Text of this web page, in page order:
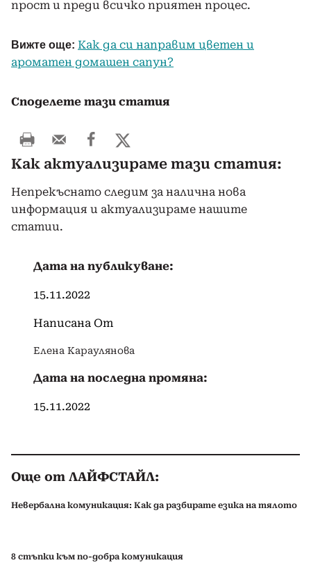
прост и преди всичко приятен процес.
Вижте още: Как да си направим цветен и
ароматен домашен сапун?
Споделете тази статия
Как актуализираме тази статия:
Непрекъснато следим за налична нова
информация и актуализираме нашите
статии.
Дата на публикуване:
15.11.2022
Написана От
Елена Караулянова
Дата на последна промяна:
15.11.2022
Още от ЛАЙФСТАЙЛ:
Невербална комуникация: Как да разбирате езика на тялото
8 стъпки към по-добра комуникация